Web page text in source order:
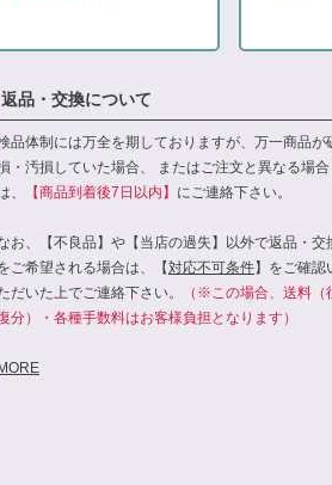
返品・交換について
品体制には万全を期しておりますが、万一商品が
・汚損していた場合、 またはご注文と異なる場合
、
【商品到着後7日以内】 にご連絡下さい。
お、【不良品】や【当店の過失】以外で返品・交
ご希望される場合は、【対応不可条件】をご確認
だいた上でご連絡下さい。
（※この場合、送料（
分）・各種手数料はお客様負担となります）